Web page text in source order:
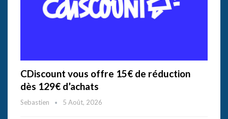
CDiscount vous offre 15€ de réduction
dès 129€ d’achats
Sebastien 5 Août, 2026